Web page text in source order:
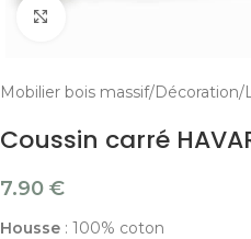
Mobilier bois massif Décoration
Coussin carré
7.90 €
Housse : 100% coton